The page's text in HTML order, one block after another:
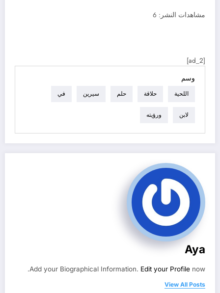
مشاهدات النشر: 6
[ad_2]
وسم
اللحية حلاقة حلم سيرين في
لابن ورؤيته
Aya
Add your Biographical Information. Edit your Profile now.
View All Posts